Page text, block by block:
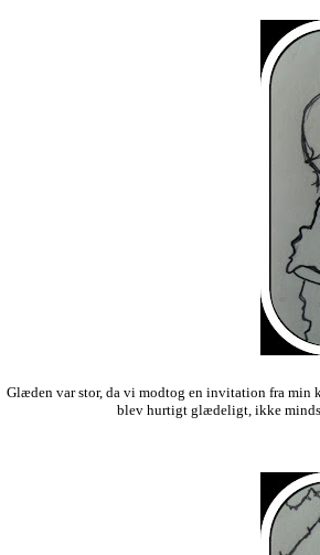
Glæden var stor, da vi modtog en invitation fra min
blev hurtigt glædeligt, ikke